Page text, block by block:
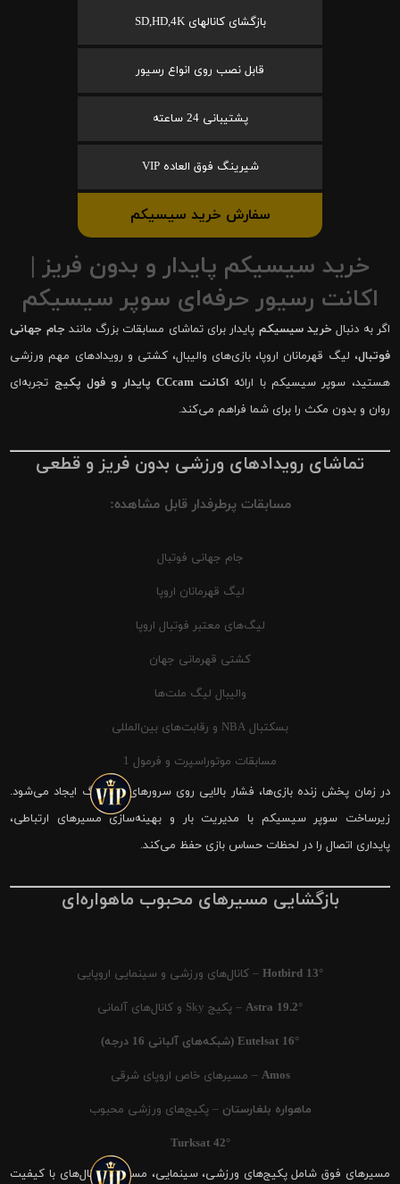
بازگشای کانالهای SD,HD,4K
قابل نصب روی انواع رسیور
پشتیبانی 24 ساعته
شیرینگ فوق العاده VIP
سفارش خرید سیسیکم
خرید سیسیکم پایدار و بدون فریز |
اکانت رسیور حرفه‌ای سوپر سیسیکم
اگر به دنبال خرید سیسیکم پایدار برای تماشای مسابقات بزرگ مانند جام جهانی
فوتبال، لیگ قهرمانان اروپا، بازی‌های والیبال، کشتی و رویدادهای مهم ورزشی
هستید، سوپر سیسیکم با ارائه اکانت CCcam پایدار و فول پکیج
تجربه‌ای
روان و بدون مکث را برای شما فراهم می‌کند.
تماشای رویدادهای ورزشی بدون فریز و قطعی
مسابقات پرطرفدار قابل مشاهده:
جام جهانی فوتبال
لیگ قهرمانان اروپا
لیگ‌های معتبر فوتبال اروپا
کشتی قهرمانی جهان
والیبال لیگ ملت‌ها
بسکتبال NBA و رقابت‌های بین‌المللی
مسابقات موتوراسپرت و فرمول 1
در زمان پخش زنده بازی‌ها، فشار بالایی روی سرورهای شیرینگ ایجاد می‌شود.
زیرساخت سوپر سیسیکم با مدیریت بار و بهینه‌سازی مسیرهای ارتباطی،
پایداری اتصال را در لحظات حساس بازی حفظ می‌کند.
بازگشایی مسیرهای محبوب ماهواره‌ای
Hotbird 13° – کانال‌های ورزشی و سینمایی اروپایی
Astra 19.2° – پکیج Sky و کانال‌های آلمانی
Eutelsat 16° (شبکه‌های آلبانی 16 درجه)
Amos – مسیرهای خاص اروپای شرقی
ماهواره بلغارستان – پکیج‌های ورزشی محبوب
Turksat 42°
مسیرهای فوق شامل پکیج‌های ورزشی، سینمایی، مستند و کانال‌های با کیفیت